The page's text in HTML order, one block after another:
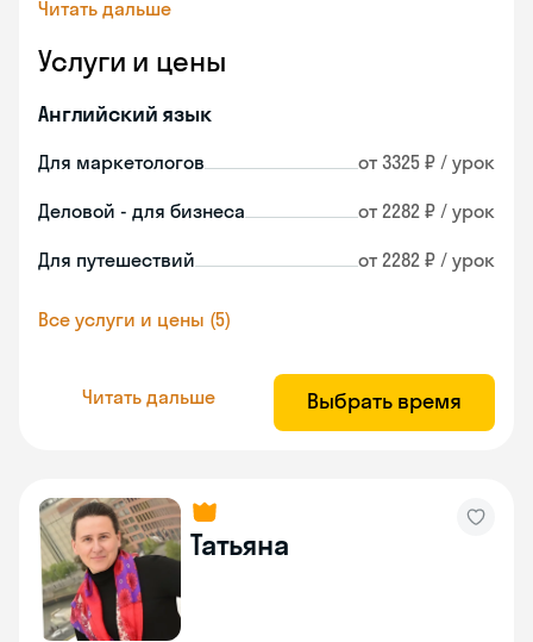
Читать дальше
Услуги и цены
Английский язык
Для маркетологов от 3325 ₽ / урок
Деловой - для бизнеса от 2282 ₽ / урок
Для путешествий от 2282 ₽ / урок
Все услуги и цены (5)
Читать дальше Выбрать время
Татьяна